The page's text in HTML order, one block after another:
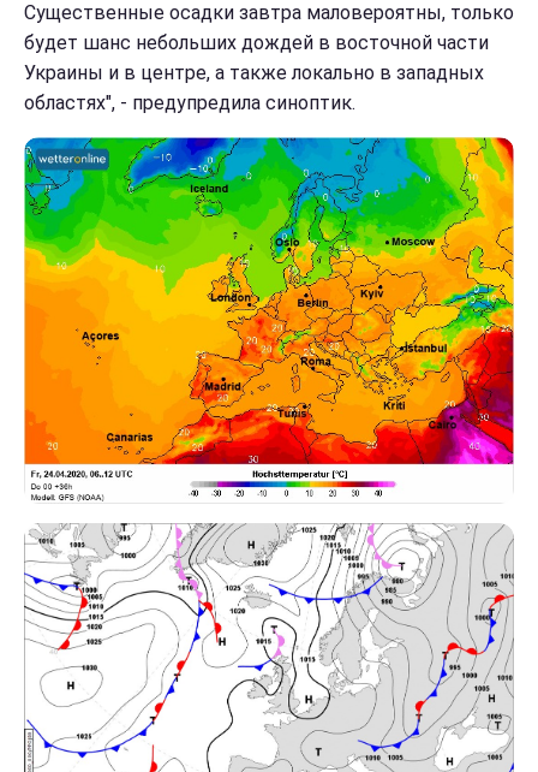
Существенные осадки завтра маловероятны, только
будет шанс небольших дождей в восточной части
Украины и в центре, а также локально в западных
областях", - предупредила синоптик.